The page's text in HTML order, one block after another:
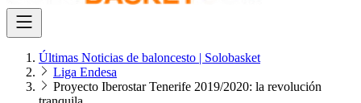
Últimas Noticias de baloncesto | Solobasket
Liga Endesa
Proyecto Iberostar Tenerife 2019/2020: la revolución